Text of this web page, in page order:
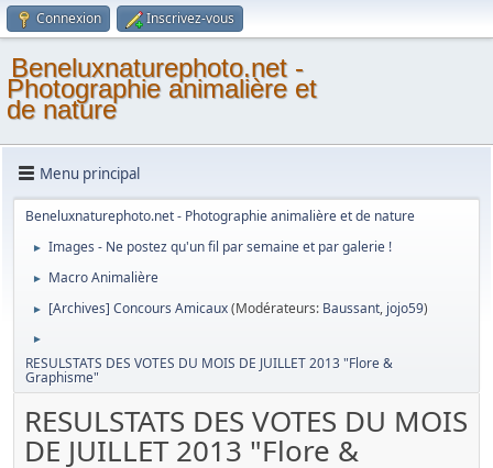
Connexion Inscrivez-vous
Beneluxnaturephoto.net -
Photographie animalière et
de nature
Menu principal
Beneluxnaturephoto.net - Photographie animalière et de nature
► Images - Ne postez qu'un fil par semaine et par galerie !
► Macro Animalière
► [Archives] Concours Amicaux(Modérateurs: Baussant, jojo59)
►
RESULSTATS DES VOTES DU MOIS DE JUILLET 2013 "Flore &
Graphisme"
RESULSTATS DES VOTES DU MOIS
DE JUILLET 2013 "Flore &